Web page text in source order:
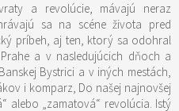
sa na scéne života pred
príbeh, aj ten, ktorý sa odohral
a v nasledujúcich dňoch a
Bystrici a v iných mestách,